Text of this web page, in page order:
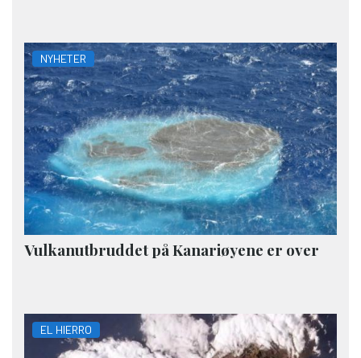
NYHETER
Vulkanutbruddet på Kanariøyene er over
EL HIERRO